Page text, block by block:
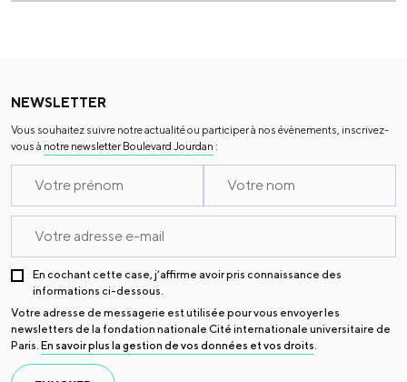
NEWSLETTER
Vous souhaitez suivre notre actualité ou participer à nos évènements, inscrivez-
vous à notre newsletter Boulevard Jourdan :
En cochant cette case, j’affirme avoir pris connaissance des
informations ci-dessous.
Votre adresse de messagerie est utilisée pour vous envoyer les
newsletters de la fondation nationale Cité internationale universitaire de
Paris. En savoir plus la gestion de vos données et vos droits.